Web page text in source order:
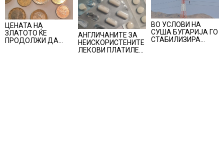
ЦЕНАТА НА
ЗЛАТОТО ЌЕ
ПРОДОЛЖИ ДА
АНГЛИЧАНИТЕ ЗА
НЕИСКОРИСТЕНИТЕ
ЛЕКОВИ ПЛАТИЛЕ
ВО УСЛОВИ НА
СУША БУГАРИЈА ГО
СТАБИЛИЗИРА